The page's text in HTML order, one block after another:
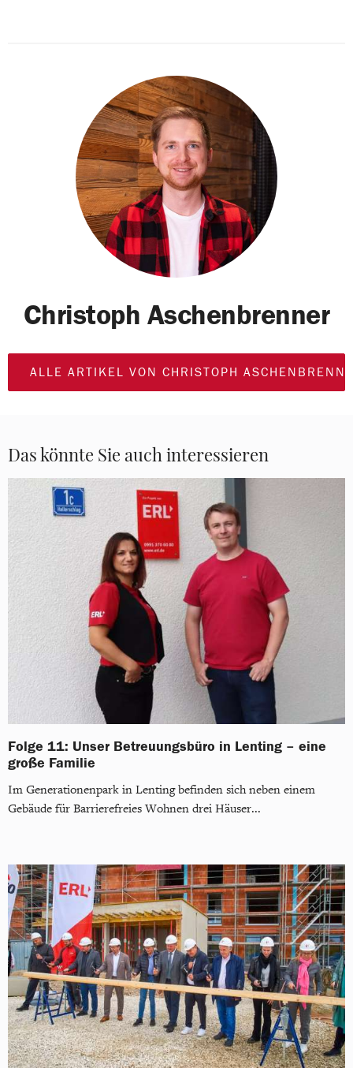
Christoph Aschenbrenner
ALLE ARTIKEL VON CHRISTOPH
Das könnte Sie auch interessieren
Folge 11: Unser Betreuungsbüro in Lenting – eine
große Familie
Im Generationenpark in Lenting befinden sich neben einem
Gebäude für Barrierefreies Wohnen drei Häuser...